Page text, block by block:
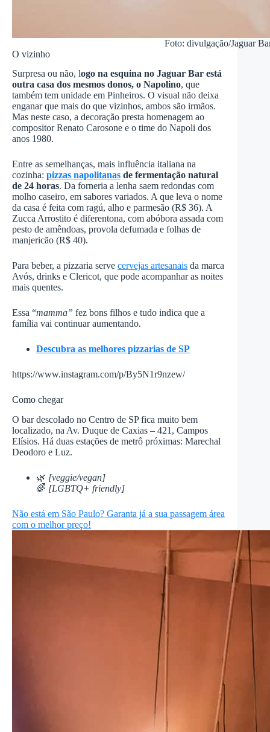
Foto: divulgação/Jaguar
O vizinho
Surpresa ou não, logo na esquina no Jaguar Bar está
outra casa dos mesmos donos, o Napolino, que
também tem unidade em Pinheiros. O visual não deixa
enganar que mais do que vizinhos, ambos são irmãos.
Mas neste caso, a decoração presta homenagem ao
compositor Renato Carosone e o time do Napoli dos
anos 1980.
Entre as semelhanças, mais influência italiana na
cozinha: pizzas napolitanas de fermentação natural
de 24 horas. Da forneria a lenha saem redondas com
molho caseiro, em sabores variados. A que leva o nome
da casa é feita com ragú, alho e parmesão (R$ 36). A
Zucca Arrostito é diferentona, com abóbora assada com
pesto de amêndoas, provola defumada e folhas de
manjericão (R$ 40).
Para beber, a pizzaria serve cervejas artesanais da marca
Avós, drinks e Clericot, que pode acompanhar as noites
mais quentes.
Essa “mamma” fez bons filhos e tudo indica que a
família vai continuar aumentando.
Descubra as melhores pizzarias de SP
https://www.instagram.com/p/By5N1r9nzew/
Como chegar
O bar descolado no Centro de SP fica muito bem
localizado, na Av. Duque de Caxias – 421, Campos
Elísios. Há duas estações de metrô próximas: Marechal
Deodoro e Luz.
🌿 [veggie/vegan]
🌈 [LGBTQ+ friendly]
Não está em São Paulo? Garanta já a sua passagem área
com o melhor preço!